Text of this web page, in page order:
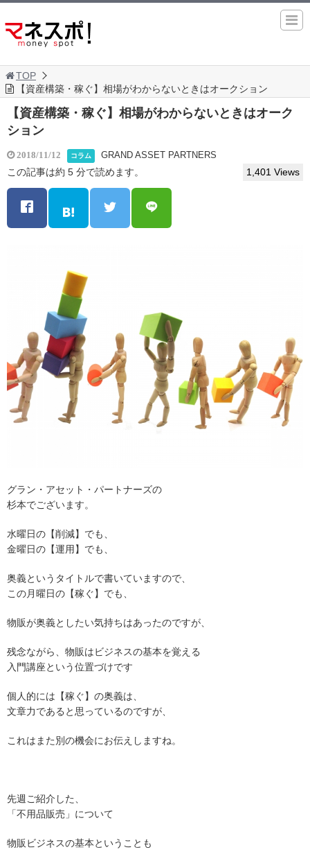
TOP
【資産構築・稼ぐ】相場がわからないときはオークション
【資産構築・稼ぐ】相場がわからないときはオーク
ション
2018/11/12 コラム GRAND ASSET PARTNERS
この記事は約 5 分で読めます。 1,401 Views
グラン・アセット・パートナーズの
杉本でございます。
水曜日の【削減】でも、
金曜日の【運用】でも、
奥義というタイトルで書いていますので、
この月曜日の【稼ぐ】でも、
物販が奥義としたい気持ちはあったのですが、
残念ながら、物販はビジネスの基本を覚える
入門講座という位置づけです
個人的には【稼ぐ】の奥義は、
文章力であると思っているのですが、
これはまた別の機会にお伝えしますね。
先週ご紹介した、
「不用品販売」について
物販ビジネスの基本ということも